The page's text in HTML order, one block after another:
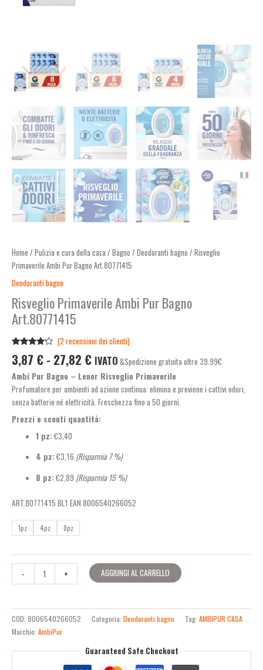
Home / Pulizia e cura della casa / Bagno / Deodoranti bagno / Risveglio
Primaverile Ambi Pur Bagno Art.80771415
Deodoranti bagno
Risveglio Primaverile Ambi Pur Bagno
Art.80771415
4.00su
5 su
base di
(2 recensioni dei clienti)
3,87 € - 27,82 € IVATO &Spedizione gratuita oltre 39.99€
Ambi Pur Bagno – Lenor Risveglio Primaverile
Profumatore per ambienti ad azione continua: elimina e previene i cattivi odori,
senza batterie né elettricità. Freschezza fino a 50 giorni.
Prezzi e sconti quantità:
1 pz:€3,40
4 pz:€3,16 (Risparmia 7 %)
8 pz:€2,89 (Risparmia 15 %)
ART.80771415 BL1 EAN 8006540266052
1pz 4pz 8pz
- + AGGIUNGI AL CARRELLO
COD: 8006540266052 Categoria: Deodoranti bagno Tag: AMBIPUR CASA
Marchio: AmbiPur
Guaranteed Safe Checkout